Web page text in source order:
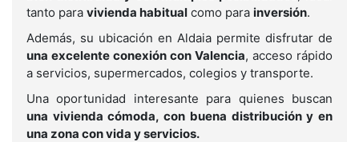
tanto para vivienda habitual como para inversión.
Además, su ubicación en Aldaia permite disfrutar de
una excelente conexión con Valencia, acceso rápido
a servicios, supermercados, colegios y transporte.
Una oportunidad interesante para quienes buscan
una vivienda cómoda, con buena distribución y en
una zona con vida y servicios.